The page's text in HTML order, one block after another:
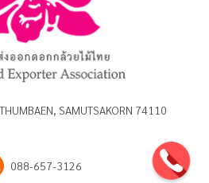
SAMUTSAKORN 74110
088-657-3126